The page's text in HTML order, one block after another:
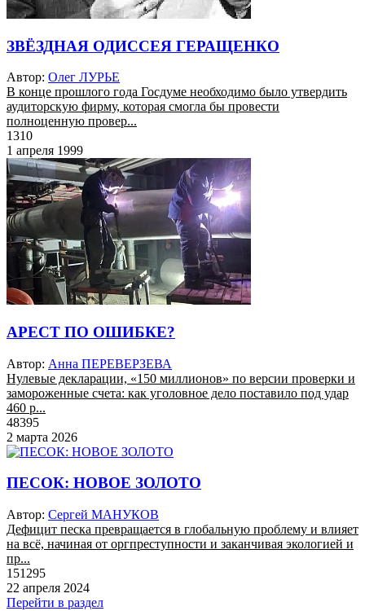
ЗВЁЗДНАЯ ОДИССЕЯ ГЕРАЩЕНКО
Автор: Олег ЛУРЬЕ
В конце прошлого года Госдуме необходимо было утвердить
аудиторскую фирму, которая смогла бы провести
полноценную провер...
1310
1 апреля 1999
АРЕСТ ПО ОШИБКЕ?
Автор: Анна ПЕРЕВЕРЗЕВА
Нулевые декларации, «150 миллионов» по версии проверки и
замороженные счета: как уголовное дело поставило под удар
460 р...
48395
2 марта 2026
ПЕСОК: НОВОЕ ЗОЛОТО
Автор: Сергей МАНУКОВ
Дефицит песка превращается в глобальную проблему и влияет
на всё, начиная от оргпреступности и заканчивая экологией и
пр...
151295
22 апреля 2024
Перейти в раздел